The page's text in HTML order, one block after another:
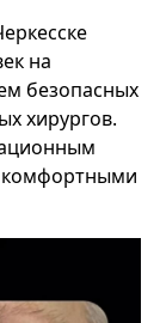
на
безопасных
хирургов.
комфортными